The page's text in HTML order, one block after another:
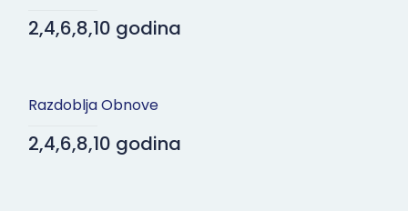
2,4,6,8,10 godina
Razdoblja Obnove
2,4,6,8,10 godina